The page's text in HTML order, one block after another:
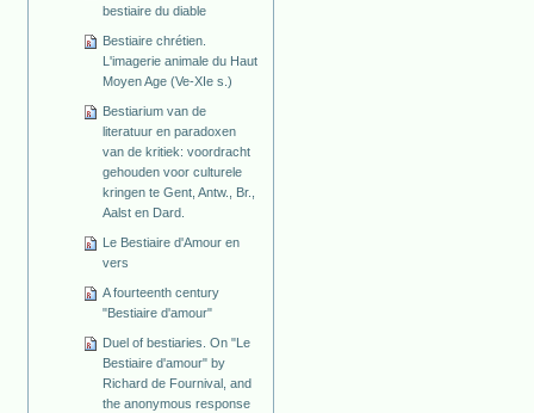
bestiaire du diable
Bestiaire chrétien.
L'imagerie animale du Haut
Moyen Age (Ve-XIe s.)
Bestiarium van de
literatuur en paradoxen
van de kritiek: voordracht
gehouden voor culturele
kringen te Gent, Antw., Br.,
Aalst en Dard.
Le Bestiaire d'Amour en
vers
A fourteenth century
"Bestiaire d'amour"
Duel of bestiaries. On "Le
Bestiaire d'amour" by
Richard de Fournival, and
the anonymous response